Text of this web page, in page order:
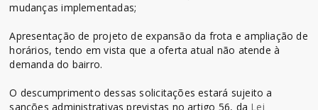
mudanças implementadas;
Apresentação de projeto de expansão da frota e ampliação de
horários, tendo em vista que a oferta atual não atende à
demanda do bairro.
O descumprimento dessas solicitações estará sujeito a
sanções administrativas previstas no artigo 56, da Lei